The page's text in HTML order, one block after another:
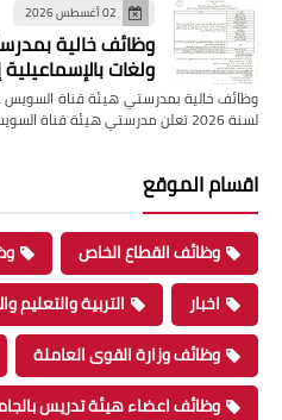
02 أغسطس 2026
وظائف خالية
ولغات بالإسماعيلية إعلان
لسنة 2026 تعلن مدرستي هيئة قناة السويس عربي …
اقسام الموقع
وظائف القطاع الخاص
اخبار
التربية والتعليم
وظائف وزارة القوى العاملة
وظائف اعضاء هيئة تدريس